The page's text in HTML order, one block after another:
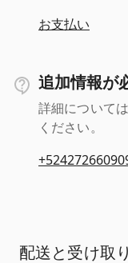
お支払い
追加情報が
詳細について
ください。
配送と受け取り